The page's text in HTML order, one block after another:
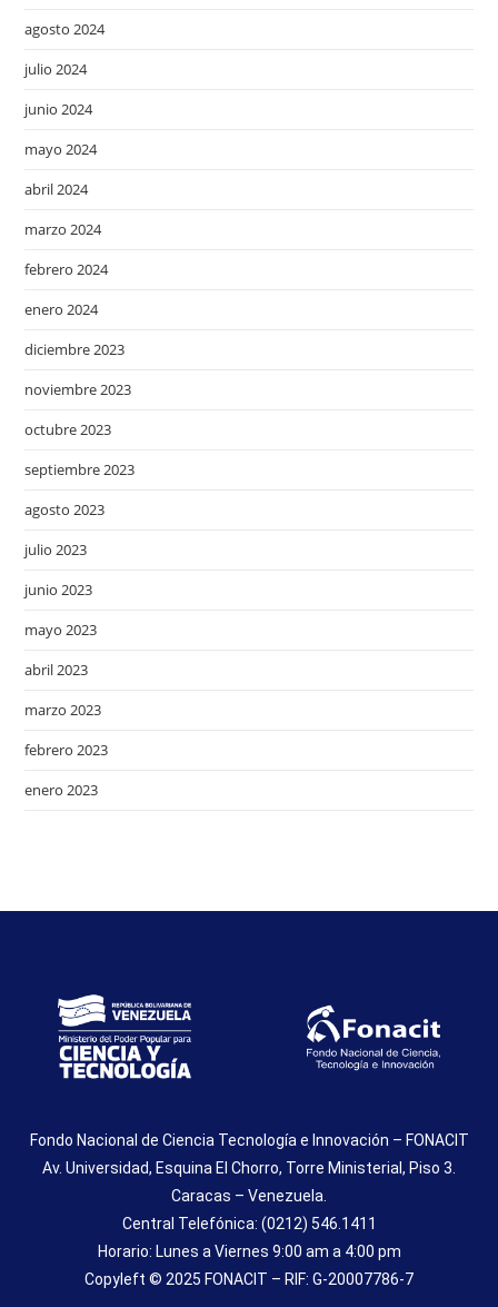
agosto 2024
julio 2024
junio 2024
mayo 2024
abril 2024
marzo 2024
febrero 2024
enero 2024
diciembre 2023
noviembre 2023
octubre 2023
septiembre 2023
agosto 2023
julio 2023
junio 2023
mayo 2023
abril 2023
marzo 2023
febrero 2023
enero 2023
Fondo Nacional de Ciencia Tecnología e Innovación – FONACIT
Av. Universidad, Esquina El Chorro, Torre Ministerial, Piso 3.
Caracas – Venezuela.
Central Telefónica: (0212) 546.1411
Horario: Lunes a Viernes 9:00 am a 4:00 pm
Copyleft © 2025 FONACIT – RIF: G-20007786-7